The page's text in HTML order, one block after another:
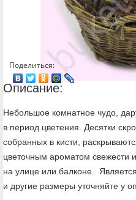
Поделиться:
Описание:
Небольшое комнатное чудо,
в период цветения. Десятки
собранных в кисти,
цветочным ароматом свежести
на улице или балконе.
и другие размеры уточняйте у